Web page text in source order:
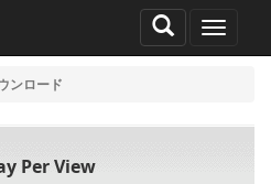
MENU
ンロード
Per View